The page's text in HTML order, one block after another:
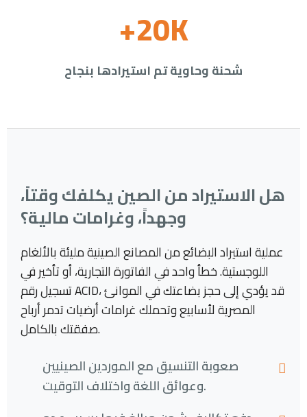
+20K
شحنة وحاوية تم استيرادها بنجاح
هل الاستيراد من الصين يكلفك وقتاً،
وجهداً، وغرامات مالية؟
عملية استيراد البضائع من المصانع الصينية مليئة بالألغام
اللوجستية. خطأ واحد في الفاتورة التجارية، أو تأخير في
تسجيل رقم ACID، قد يؤدي إلى حجز بضاعتك في الموانئ
المصرية لأسابيع وتحملك غرامات أرضيات تدمر أرباح
صفقتك بالكامل.
صعوبة التنسيق مع الموردين الصينيين
وعوائق اللغة واختلاف التوقيت.